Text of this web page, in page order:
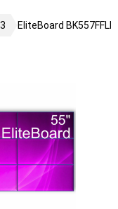
EliteBoard BK557FFLE